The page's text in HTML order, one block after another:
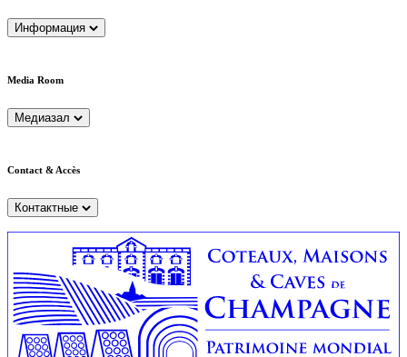
Информация
Media Room
Медиазал
Contact & Accès
Контактные